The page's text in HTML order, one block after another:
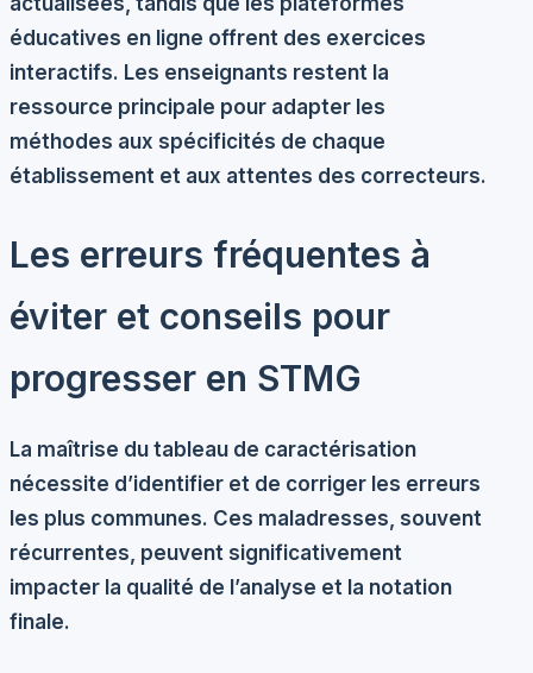
éducatives en ligne offrent des exercices
interactifs. Les enseignants restent la
ressource principale pour adapter les
méthodes aux spécificités de chaque
établissement et aux attentes des correcteurs.
Les erreurs fréquentes à
éviter et conseils pour
progresser en STMG
La maîtrise du tableau de caractérisation
nécessite d’identifier et de corriger les erreurs
les plus communes. Ces maladresses, souvent
récurrentes, peuvent significativement
impacter la qualité de l’analyse et la notation
finale.